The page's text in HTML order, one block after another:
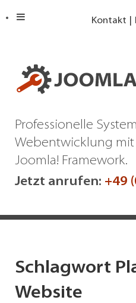
Kontakt
Professionelle
Webentwicklung mit
Joomla! Framework.
Jetzt anrufen: +49
Schlagwort
Website